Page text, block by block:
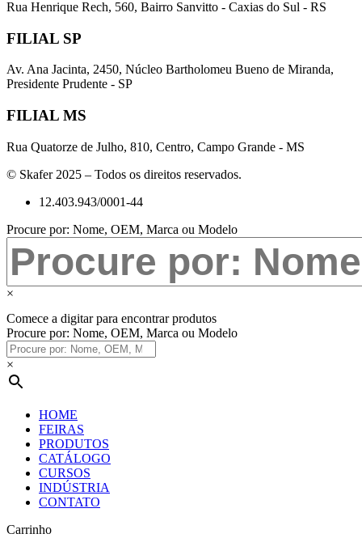
Rua Henrique Rech, 560, Bairro Sanvitto - Caxias do Sul - RS
FILIAL SP
Av. Ana Jacinta, 2450, Núcleo Bartholomeu Bueno de Miranda,
Presidente Prudente - SP
FILIAL MS
Rua Quatorze de Julho, 810, Centro, Campo Grande - MS
© Skafer 2025 – Todos os direitos reservados.
12.403.943/0001-44
Procure por: Nome, OEM, Marca ou Modelo
×
Comece a digitar para encontrar produtos
Procure por: Nome, OEM, Marca ou Modelo
×
HOME
FEIRAS
PRODUTOS
CATÁLOGO
CURSOS
INDÚSTRIA
CONTATO
Carrinho